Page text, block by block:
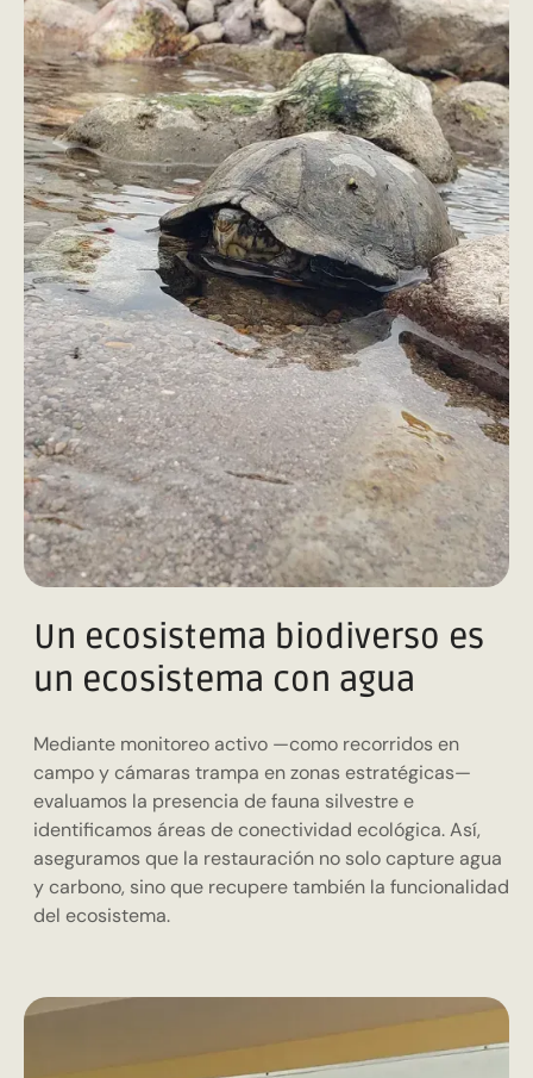
Un ecosistema biodiverso es
un ecosistema con agua
Mediante monitoreo activo —como recorridos en
campo y cámaras trampa en zonas estratégicas—
evaluamos la presencia de fauna silvestre e
identificamos áreas de conectividad ecológica. Así,
aseguramos que la restauración no solo capture agua
y carbono, sino que recupere también la funcionalidad
del ecosistema.